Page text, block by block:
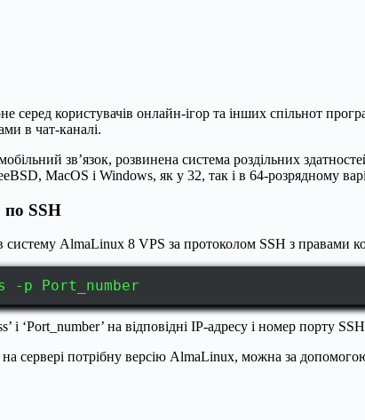
серед користувачів онлайн-ігор та інших спільнот
в чат-каналі.
зв’язок, розвинена система роздільних
MacOS і Windows, як у 32, так і в 64-розрядному
по SSH
систему AlmaLinux 8 VPS за протоколом SSH з правами
-p Port_number
і ‘Port_number’ на відповідні IP-адресу і номер порту
сервері потрібну версію AlmaLinux, можна за